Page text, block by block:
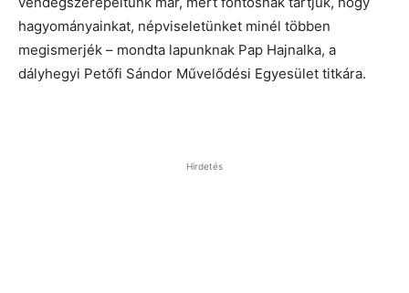
hagyományainkat, népviseletünket minél többen
megismerjék – mondta lapunknak Pap Hajnalka, a
dályhegyi Petőfi Sándor Művelődési Egyesület titkára.
Hirdetés